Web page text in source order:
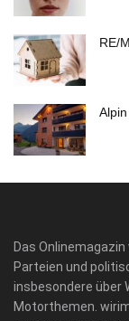
RE/
Das
Parteien und
insbesondere über
Motorthemen.